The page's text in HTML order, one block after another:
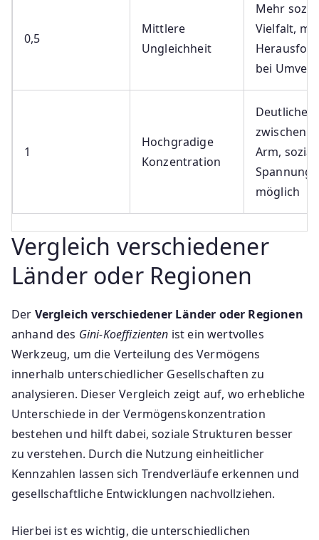
0,5
Mittlere
Ungleichheit
Mehr
Vielfalt,
bei
1
Hochgradige
Konzentration
Deutliche
zwischen
Arm,
möglich
Vergleich verschiedener
Länder oder Regionen
Der Vergleich verschiedener Länder oder Regionen
anhand des Gini-Koeffizienten ist ein wertvolles
Werkzeug, um die Verteilung des Vermögens
innerhalb unterschiedlicher Gesellschaften zu
analysieren. Dieser Vergleich zeigt auf, wo erhebliche
Unterschiede in der Vermögenskonzentration
bestehen und hilft dabei, soziale Strukturen besser
zu verstehen. Durch die Nutzung einheitlicher
Kennzahlen lassen sich Trendverläufe erkennen und
gesellschaftliche Entwicklungen nachvollziehen.
Hierbei ist es wichtig, die unterschiedlichen